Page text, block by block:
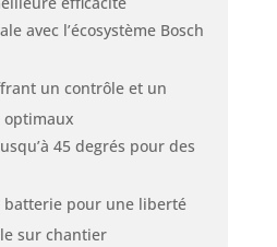
avec l’écosystème Bosch
un contrôle et un
optimaux
45 degrés pour des
pour une liberté
sur chantier